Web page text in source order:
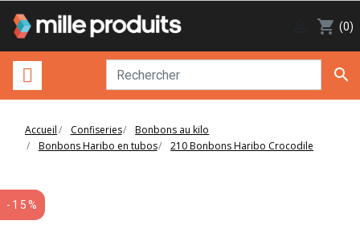
shopping_cart (0)

Accueil Confiseries
Bonbons au kilo
Bonbons Haribo en tubos
210 Bonbons Haribo Crocodile
-15%